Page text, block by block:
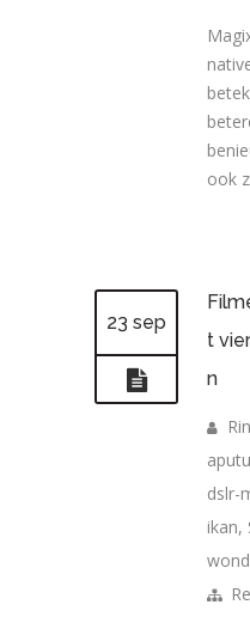
ook
23 sep
t
n
dslr-
ikan,